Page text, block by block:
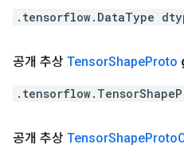
.tensorflow.DataType
공개 추상 TensorShapeProto
공개 추상 TensorShapeProto